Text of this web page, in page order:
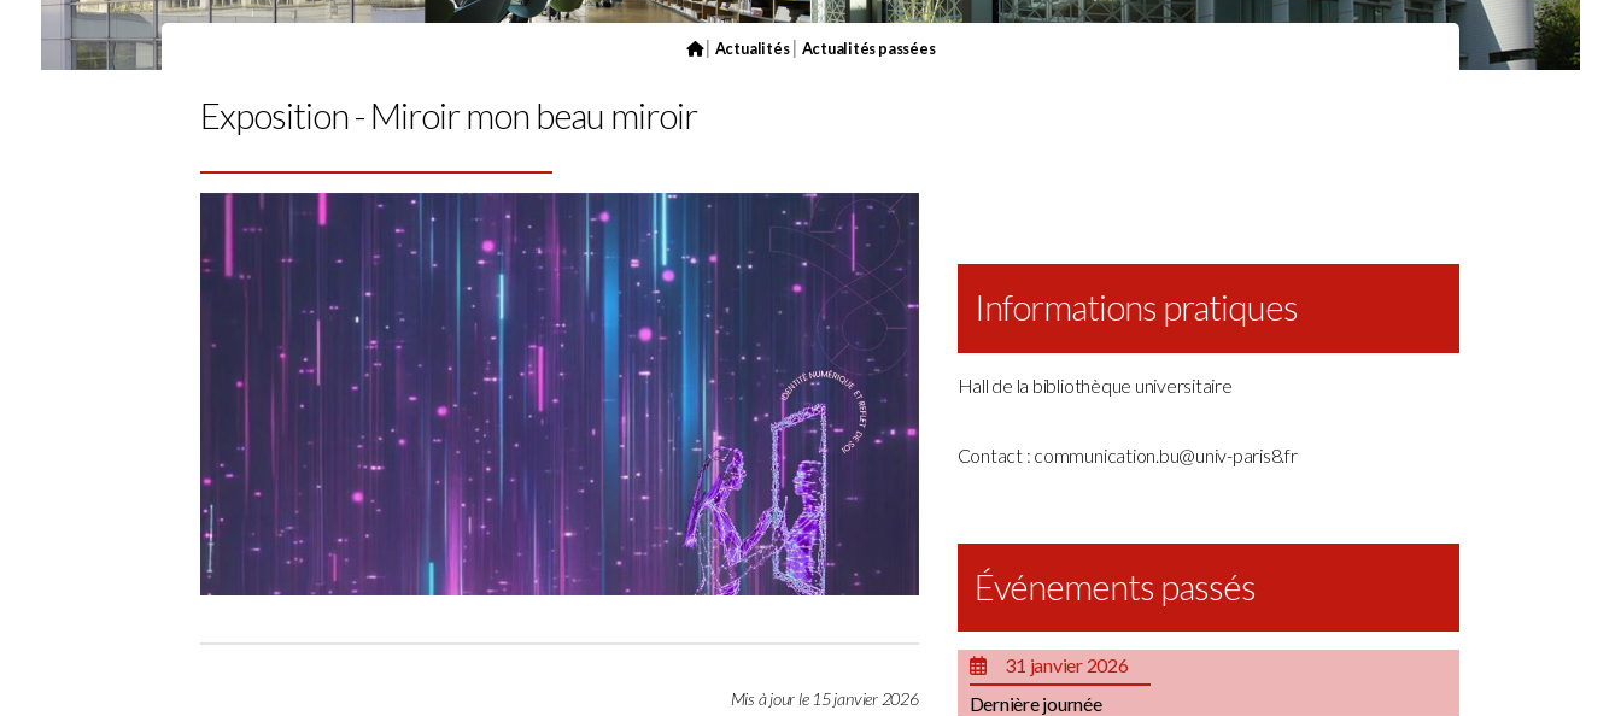
| Actualités | Actualités passées
Exposition - Miroir mon beau miroir
Mis à jour le 15 janvier 2026
Informations pratiques
Hall de la bibliothèque universitaire
Contact : communication.bu@univ-paris8.fr
Événements passés
31 janvier 2026
Dernière journée